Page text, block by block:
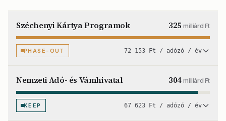
Széchenyi Kártya Programok 325milliárd Ft
PHASE-OUT 72 153 Ft / adózó / év
Nemzeti Adó- és Vámhivatal 304milliárd Ft
KEEP 67 623 Ft / adózó / év